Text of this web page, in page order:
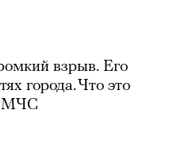
взрыв. Его
города. Что это
МЧС